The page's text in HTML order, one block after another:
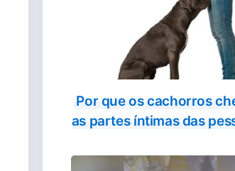
Por que os cachorros
as partes íntimas das